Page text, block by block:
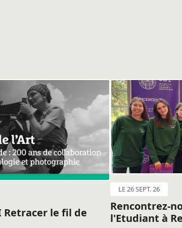
Retracer le fil de
LE 26 SEPT. 26
Rencontrez-
l'Etudiant à